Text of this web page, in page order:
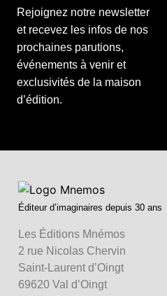
Rejoignez notre newsletter
et recevez les infos de nos
prochaines parutions,
événements à venir et
exclusivités de la maison
d’édition.
Éditeur d’imaginaires depuis 30 ans
Les Éditions Mnémos
2 rue Nicolas Chervin
Saint-Laurent d’Oingt
69620 Val d’Oingt